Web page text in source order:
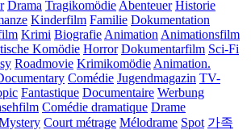
Drama Tragikomödie Abenteuer Historie
Kinderfilm Familie Dokumentation
Krimi Biografie Animation Animationsfilm
Komödie Horror Dokumentarfilm Sci-Fi
Roadmovie Krimikomödie Animation.
Comédie Jugendmagazin TV-
Fantastique Documentaire Werbung
Comédie dramatique Drame
Court métrage Mélodrame Spot 가족